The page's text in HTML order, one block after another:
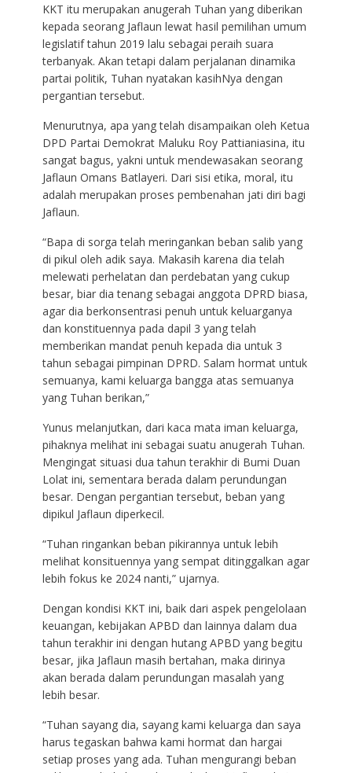
KKT itu merupakan anugerah Tuhan yang diberikan
kepada seorang Jaflaun lewat hasil pemilihan umum
legislatif tahun 2019 lalu sebagai peraih suara
terbanyak. Akan tetapi dalam perjalanan dinamika
partai politik, Tuhan nyatakan kasihNya dengan
pergantian tersebut.
Menurutnya, apa yang telah disampaikan oleh Ketua
DPD Partai Demokrat Maluku Roy Pattianiasina, itu
sangat bagus, yakni untuk mendewasakan seorang
Jaflaun Omans Batlayeri. Dari sisi etika, moral, itu
adalah merupakan proses pembenahan jati diri bagi
Jaflaun.
“Bapa di sorga telah meringankan beban salib yang
di pikul oleh adik saya. Makasih karena dia telah
melewati perhelatan dan perdebatan yang cukup
besar, biar dia tenang sebagai anggota DPRD biasa,
agar dia berkonsentrasi penuh untuk keluarganya
dan konstituennya pada dapil 3 yang telah
memberikan mandat penuh kepada dia untuk 3
tahun sebagai pimpinan DPRD. Salam hormat untuk
semuanya, kami keluarga bangga atas semuanya
yang Tuhan berikan,”
Yunus melanjutkan, dari kaca mata iman keluarga,
pihaknya melihat ini sebagai suatu anugerah Tuhan.
Mengingat situasi dua tahun terakhir di Bumi Duan
Lolat ini, sementara berada dalam perundungan
besar. Dengan pergantian tersebut, beban yang
dipikul Jaflaun diperkecil.
“Tuhan ringankan beban pikirannya untuk lebih
melihat konsituennya yang sempat ditinggalkan agar
lebih fokus ke 2024 nanti,” ujarnya.
Dengan kondisi KKT ini, baik dari aspek pengelolaan
keuangan, kebijakan APBD dan lainnya dalam dua
tahun terakhir ini dengan hutang APBD yang begitu
besar, jika Jaflaun masih bertahan, maka dirinya
akan berada dalam perundungan masalah yang
lebih besar.
“Tuhan sayang dia, sayang kami keluarga dan saya
harus tegaskan bahwa kami hormat dan hargai
setiap proses yang ada. Tuhan mengurangi beban